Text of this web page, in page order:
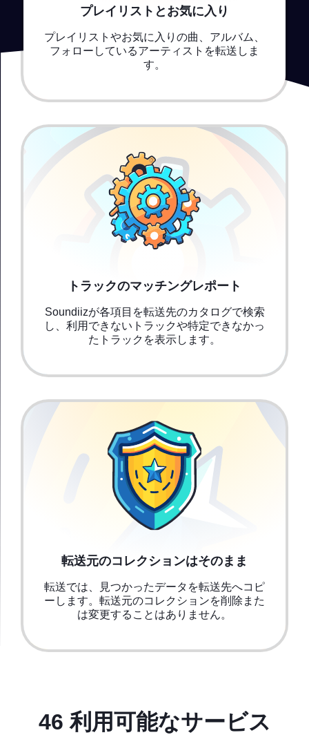
プレイリストとお気に入り
プレイリストやお気に入りの曲、アルバム、
フォローしているアーティストを転送しま
す。
トラックのマッチングレポート
Soundiizが各項目を転送先のカタログで検索
し、利用できないトラックや特定できなかっ
たトラックを表示します。
転送元のコレクションはそのまま
転送では、見つかったデータを転送先へコピ
ーします。転送元のコレクションを削除また
は変更することはありません。
46 利用可能なサービス